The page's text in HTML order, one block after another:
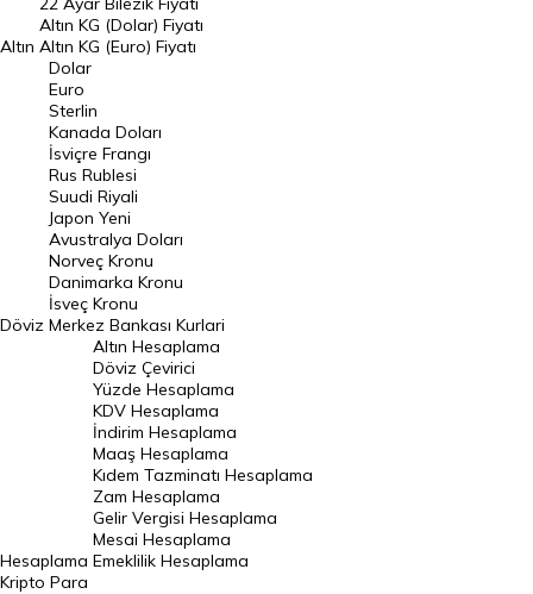
Dolar Kuru
Euro Kuru
Pound Kuru
Frank Kuru
Riyal Kuru
Avustralya Doları
Danimarka Kronu Kuru
Kanada Doları Kuru
Norveç Kronu Kuru
İsveç Kronu Kuru
Japon Yeni Kuru
Serbest Piyasa Döviz Kurları
Merkez Bankası Döviz Kurları
Altın Fiyatları
Altın
Altın KG (Dolar) Fiyatı
Altın KG (Euro) Fiyatı
Döviz
Dolar
Euro
Sterlin
Kanada Doları
İsviçre Frangı
Rus Rublesi
Suudi Riyali
Japon Yeni
Avustralya Doları
Norveç Kronu
Danimarka Kronu
İsveç Kronu
Merkez Bankası Kurlari
Hesaplama
Altın Hesaplama
Döviz Çevirici
Yüzde Hesaplama
KDV Hesaplama
İndirim Hesaplama
Maaş Hesaplama
Kıdem Tazminatı Hesaplama
Zam Hesaplama
Gelir Vergisi Hesaplama
Mesai Hesaplama
Emeklilik Hesaplama
Kripto Para